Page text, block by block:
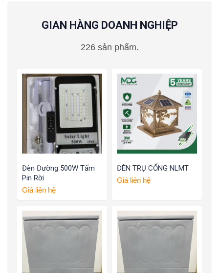
GIAN HÀNG DOANH NGHIỆP
226 sản phẩm.
Đèn Đường 500W Tấm
Pin Rời
Giá liên hệ
ĐÈN TRỤ CỔNG NLMT
Giá liên hệ